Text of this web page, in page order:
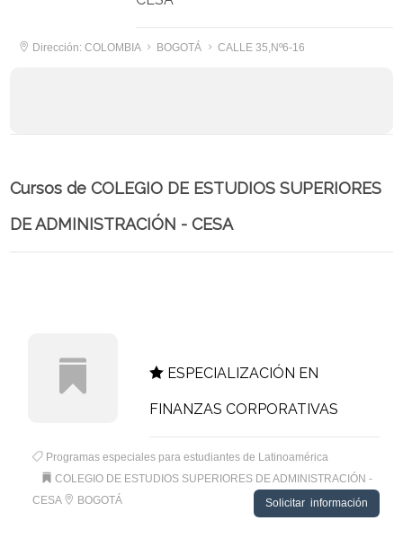
Dirección: COLOMBIA BOGOTÁ CALLE 35,Nº6-16
Cursos de COLEGIO DE ESTUDIOS SUPERIORES
DE ADMINISTRACIÓN - CESA
ESPECIALIZACIÓN EN
FINANZAS CORPORATIVAS
Programas especiales para estudiantes de Latinoamérica
COLEGIO DE ESTUDIOS SUPERIORES DE ADMINISTRACIÓN -
CESA
BOGOTÁ Solicitar información